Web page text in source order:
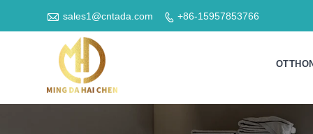
 sales1@cntada.com  +86-15957853766